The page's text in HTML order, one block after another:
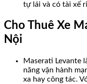
tự lái và có tài xế
Cho Thuê Xe
Nội
Maserati Levante
năng vận hành
xa hay công tác.